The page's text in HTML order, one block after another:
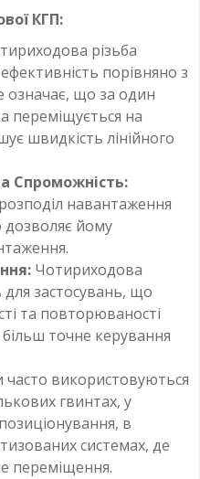
КГП:
різьба
порівняно з
що за один
переміщується на
швидкість лінійного
Спроможність:
навантаження
дозволяє йому
Чотириходова
для застосувань, що
та повторюваності
більш точне керування
часто використовуються
гвинтах, у
в
системах, де
переміщення.